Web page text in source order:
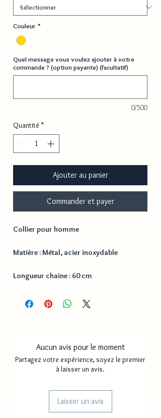
Couleur *
Quel message vous voulez ajouter à votre
commande ? (option payante) (facultatif)
0/500
Quantité *
Ajouter au panier
Commander et payer
Collier pour homme
Matière : Métal, acier inoxydable
Longueur chaine : 60 cm
Aucun avis pour le moment
Partagez votre expérience, soyez le premier
à laisser un avis.
Laisser un avis